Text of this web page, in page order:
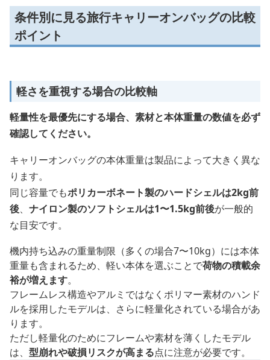
条件別に見る旅行キャリーオンバッグの比較
ポイント
軽さを重視する場合の比較軸
軽量性を最優先にする場合、素材と本体重量の数値を必ず
確認してください。
キャリーオンバッグの本体重量は製品によって大きく異な
ります。
同じ容量でもポリカーボネート製のハードシェルは2kg前
後、 ナイロン製のソフトシェルは1〜1.5kg前後が一般的
な目安です。
機内持ち込みの重量制限（多くの場合7〜10kg）には本体
重量も含まれるため、軽い本体を選ぶことで荷物の積載余
裕が増えます。
フレームレス構造やアルミではなくポリマー素材のハンド
ルを採用したモデルは、さらに軽量化されている場合があ
ります。
ただし軽量化のためにフレームや素材を薄くしたモデル
は、 型崩れや破損リスクが高まる点に注意が必要です。